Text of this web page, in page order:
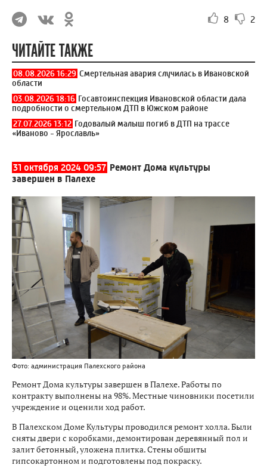
8 2
ЧИТАЙТЕ ТАКЖЕ
08.08.2026 16:29 Смертельная авария случилась в Ивановской
области
03.08.2026 18:16 Госавтоинспекция Ивановской области дала
подробности о смертельном ДТП в Южском районе
27.07.2026 13:12 Годовалый малыш погиб в ДТП на трассе
«Иваново - Ярославль»
31 октября 2024 09:57 Ремонт Дома культуры
завершен в Палехе
Фото: администрация Палехского района
Ремонт Дома культуры завершен в Палехе. Работы по
контракту выполнены на 98%. Местные чиновники посетили
учреждение и оценили ход работ.
В Палехском Доме Культуры проводился ремонт холла. Были
сняты двери с коробками, демонтирован деревянный пол и
залит бетонный, уложена плитка. Стены обшиты
гипсокартонном и подготовлены под покраску.